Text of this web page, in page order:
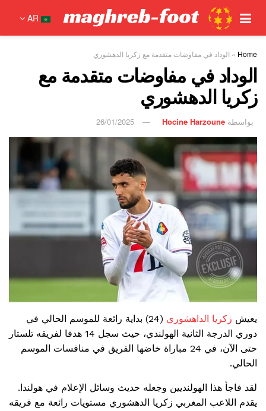
AR
Home
» الوداد في مفاوضات متقدمة مع زكريا الدهشوري
الوداد في مفاوضات متقدمة مع
زكريا الدهشوري
بواسطة Hocine Harzoune
26/01/2025
يعيش زكريا الداهشوري
(24) بداية رائعة للموسم الحالي في
دوري الدرجة الثانية الهولندي، حيث سجل 14 هدفا لفريقه تلستار
حتى الآن، في 24 مباراة خاضها الفريق في منافسات الموسم
الحالي.
لقد فاجأ هذا الهولنديين وجعله حديث وسائل الإعلام في هولندا.
يقدم اللاعب المغربي زكريا الدهشوري مستويات رائعة مع فريقه